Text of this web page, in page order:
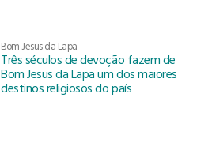
Bom Jesus da Lapa
Três séculos de devoção fazem de
Bom Jesus da Lapa um dos maiores
destinos religiosos do país